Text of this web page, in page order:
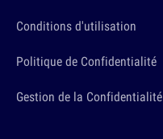
Conditions d'utilisation
Politique de Confidentialité
Gestion de la Confidentialité